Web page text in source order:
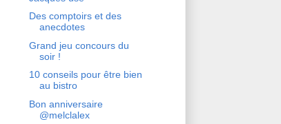
Des comptoirs et des
anecdotes
Grand jeu concours du
soir !
10 conseils pour être bien
au bistro
Bon anniversaire
@melclalex